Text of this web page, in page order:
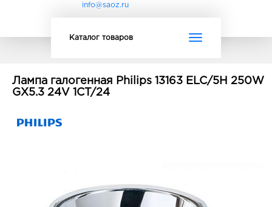
info@saoz.ru
Toggle
Каталог товаров
Лампа галогенная Philips 13163 ELC/5H 250W
GX5.3 24V 1CT/24